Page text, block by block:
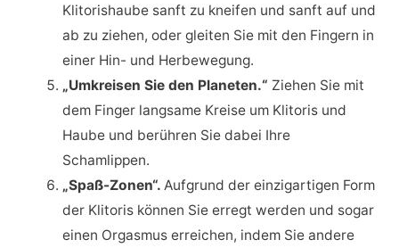
Klitorishaube sanft zu kneifen und sanft auf und
ab zu ziehen, oder gleiten Sie mit den Fingern in
einer Hin- und Herbewegung.
„Umkreisen Sie den Planeten.“ Ziehen Sie mit
dem Finger langsame Kreise um Klitoris und
Haube und berühren Sie dabei Ihre
Schamlippen.
„Spaß-Zonen“. Aufgrund der einzigartigen Form
der Klitoris können Sie erregt werden und sogar
einen Orgasmus erreichen, indem Sie andere